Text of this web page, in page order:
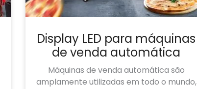
Display LED para máquinas
de venda automática
Máquinas de venda automática são
amplamente utilizadas em todo o mundo,